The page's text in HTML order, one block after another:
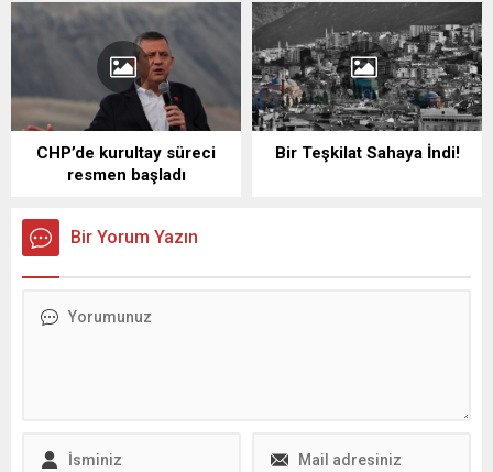
CHP’de kurultay süreci
resmen başladı
Bir Teşkilat Sahaya İndi!
Bir Yorum Yazın